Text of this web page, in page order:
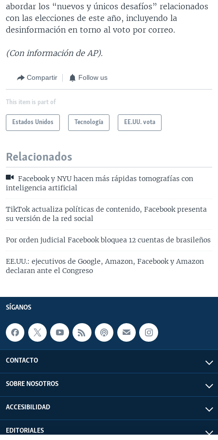
abordar los “nuevos y únicos desafíos” relacionados
con las elecciones de este año, incluyendo la
desinformación en torno al voto por correo.
(Con información de AP).
Compartir Follow us
This item is part of
Estados Unidos Tecnología EE.UU. vota
Relacionados
Facebook y NYU hacen más rápidas tomografías con
inteligencia artificial
TikTok actualiza políticas de contenido, Facebook presenta
su versión de la red social
Por orden judicial Facebook bloquea 12 cuentas de brasileños
EE.UU.: ejecutivos de Google, Amazon, Facebook y Amazon
declaran ante el Congreso
SÍGANOS
CONTACTO
SOBRE NOSOTROS
ACCESIBILIDAD
EDITORIALES